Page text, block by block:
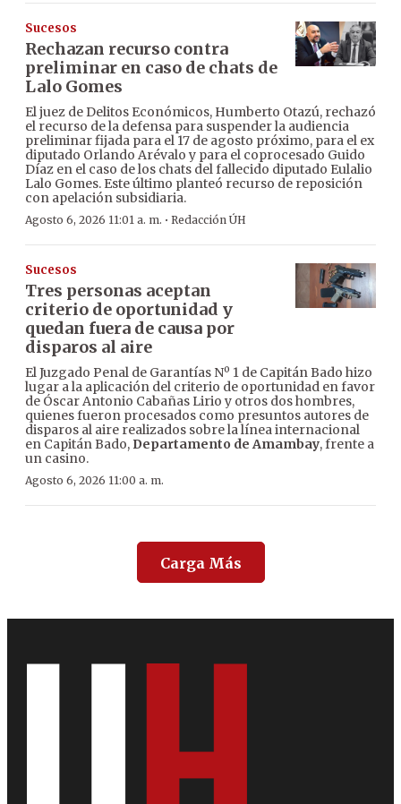
Sucesos
Rechazan recurso contra
preliminar en caso de chats de
Lalo Gomes
El juez de Delitos Económicos, Humberto Otazú, rechazó
el recurso de la defensa para suspender la audiencia
preliminar fijada para el 17 de agosto próximo, para el ex
diputado Orlando Arévalo y para el coprocesado Guido
Díaz en el caso de los chats del fallecido diputado Eulalio
Lalo Gomes. Este último planteó recurso de reposición
con apelación subsidiaria.
Agosto 6, 2026 11:01 a. m. · Redacción ÚH
Sucesos
Tres personas aceptan
criterio de oportunidad y
quedan fuera de causa por
disparos al aire
El Juzgado Penal de Garantías Nº 1 de Capitán Bado hizo
lugar a la aplicación del criterio de oportunidad en favor
de Óscar Antonio Cabañas Lirio y otros dos hombres,
quienes fueron procesados como presuntos autores de
disparos al aire realizados sobre la línea internacional
en Capitán Bado, Departamento de Amambay, frente a
un casino.
Agosto 6, 2026 11:00 a. m.
Carga Más